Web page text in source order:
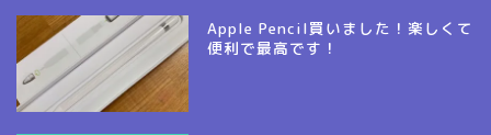
Apple Pencil買いました！楽しくて
便利で最高です！